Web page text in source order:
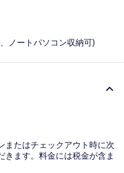
ノートパソコン収納可)
またはチェックアウト時に次
きます。料金には税金が含ま